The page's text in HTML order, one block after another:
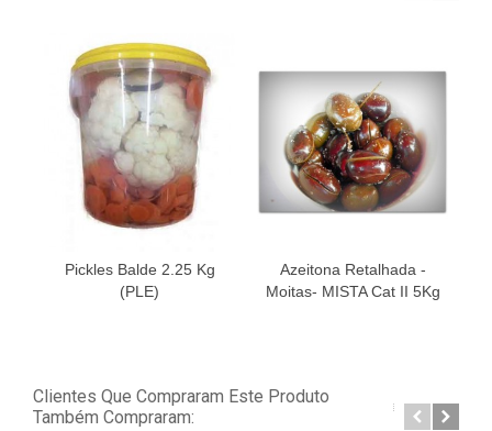
Pickles Balde 2.25 Kg
(PLE)
Azeitona Retalhada -
Moitas- MISTA Cat II 5Kg
Clientes Que Compraram Este Produto
Também Compraram: